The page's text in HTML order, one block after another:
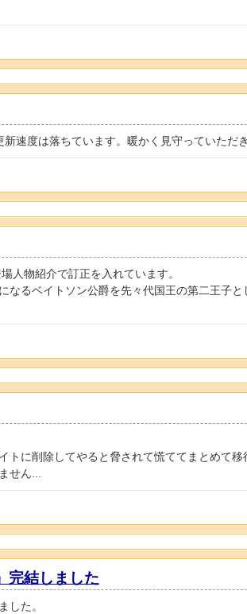
速度は落ちています。暖かく見守っていただ
人物紹介で訂正を入れています。
なるベイトソン公爵を先々代国王の第二王子と
トに削除してやると脅されて慌ててまとめて
せん...
完結しました
した。